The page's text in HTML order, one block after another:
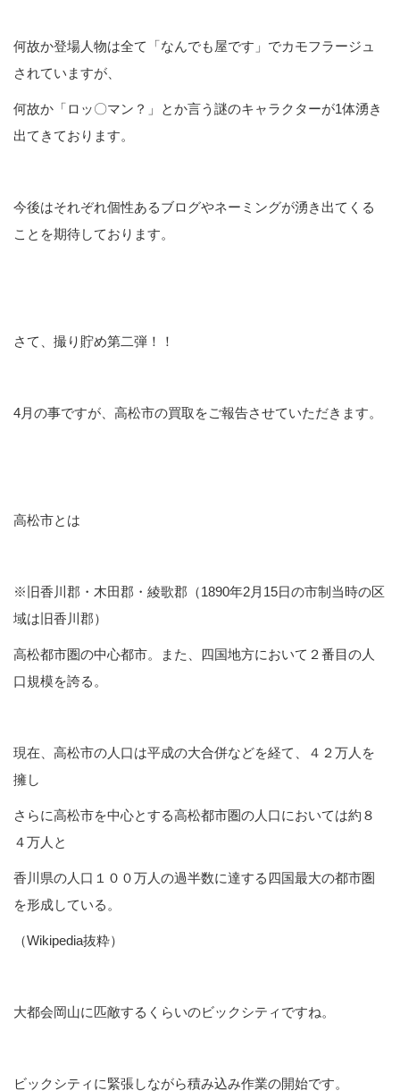
何故か登場人物は全て「なんでも屋です」でカモフラージュ
されていますが、
何故か「ロッ〇マン？」とか言う謎のキャラクターが1体湧き
出てきております。
今後はそれぞれ個性あるブログやネーミングが湧き出てくる
ことを期待しております。
さて、撮り貯め第二弾！！
4月の事ですが、高松市の買取をご報告させていただきます。
高松市とは
※旧香川郡・木田郡・綾歌郡（1890年2月15日の市制当時の区
域は旧香川郡）
高松都市圏の中心都市。また、四国地方において２番目の人
口規模を誇る。
現在、高松市の人口は平成の大合併などを経て、４２万人を
擁し
さらに高松市を中心とする高松都市圏の人口においては約８
４万人と
香川県の人口１００万人の過半数に達する四国最大の都市圏
を形成している。
（Wikipedia抜粋）
大都会岡山に匹敵するくらいのビックシティですね。
ビックシティに緊張しながら積み込み作業の開始です。